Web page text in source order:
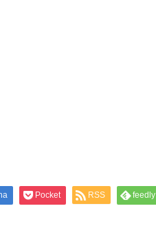
Pocket RSS feedly